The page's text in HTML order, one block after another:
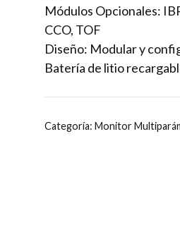
Módulos Opcionales:
CCO, TOF
Diseño: Modular y
Batería de litio
Categoría: Monitor